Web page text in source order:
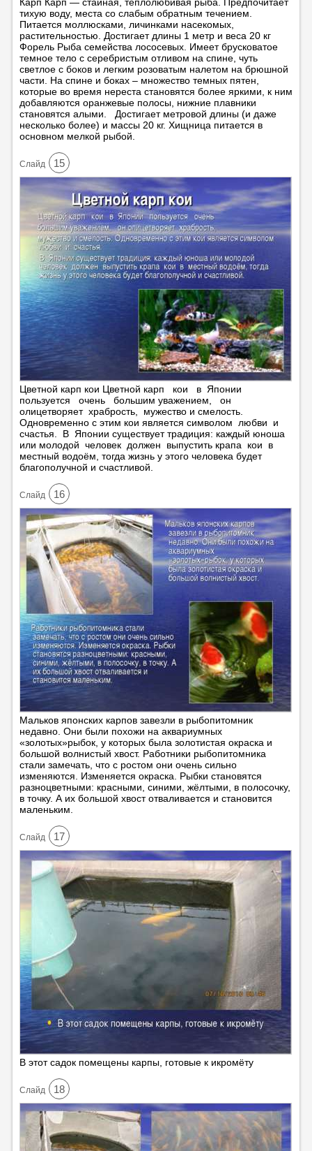
тихую воду, места со слабым обратным течением.
Питается моллюсками, личинками насекомых,
растительностью. Достигает длины 1 метр и веса 20 кг
Форель Рыба семейства лососевых. Имеет брусковатое
темное тело с серебристым отливом на спине, чуть
светлое с боков и легким розоватым налетом на брюшной
части. На спине и боках – множество темных пятен,
которые во время нереста становятся более яркими, к ним
добавляются оранжевые полосы, нижние плавники
становятся алыми. Достигает метровой длины (и даже
несколько более) и массы 20 кг. Хищница питается в
основном мелкой рыбой.
Cлайд 15
Цветной карп кои Цветной карп кои в Японии
пользуется очень большим уважением, он
олицетворяет храбрость, мужество и смелость.
Одновременно с этим кои является символом любви и
счастья. В Японии существует традиция: каждый юноша
или молодой человек должен выпустить крапа кои в
местный водоём, тогда жизнь у этого человека будет
благополучной и счастливой.
Cлайд 16
Мальков японских карпов завезли в рыбопитомник
недавно. Они были похожи на аквариумных
«золотых»рыбок, у которых была золотистая окраска и
большой волнистый хвост. Работники рыбопитомника
стали замечать, что с ростом они очень сильно
изменяются. Изменяется окраска. Рыбки становятся
разноцветными: красными, синими, жёлтыми, в полосочку,
в точку. А их большой хвост отваливается и становится
маленьким.
Cлайд 17
В этот садок помещены карпы, готовые к икромёту
Cлайд 18